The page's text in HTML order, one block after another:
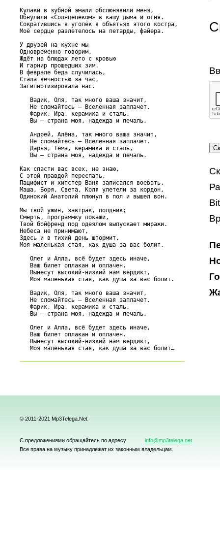
Кулаки в зубной эмали обслюнявили меня,
Обнулили «Солнцепёком» в кашу дыма и огня.
Сократившись в уголёк в объятьях этого костра,
Моё сердце разлетелось на петарды, файера.
У друзей на кухне мы
Одновременно говорим,
Ждёт на блюдах лето с кровью
И гарнир прошедших зим.
В феврале беда случилась,
Стала вечностью за час,
Загипнотизировала нас.
   Вадик, Оля, так много ваша значит,
   Не сломайтесь – Вселенная заплачет.
   Фарик, Ира, керамика и сталь,
   Вы – страна моя, надежда и печаль.
   Андрей, Алёна, так много ваша значит,
   Не сломайтесь – Вселенная заплачет.
   Дарья, Тёма, керамика и сталь,
   Вы – страна моя, надежда и печаль.
Как спасти вас всех, не знаю,
С этой правдой переспать,
Пацифист и хипстер Ваня записался воевать.
Маша, Боря, Света, Коля улетели за кордон,
Одинокий Анатолий плюнул в пол и вышел вон.
Мы твой ужин, завтрак, полдник;
Смерть, программку покажи,
Твой бойфренд под одеялом выпускает миражи.
Небеса не принимают,
Здесь и в тихий день штормит,
Моя маленькая стая, как душа за вас болит.
   Олег и Алла, всё будет здесь иначе,
   Ваш билет оплакан и оплачен.
   Вынесут высокий-низкий нам вердикт,
   Моя маленькая стая, как душа за вас болит.
   Вадик, Оля, так много ваша значит,
   Не сломайтесь – Вселенная заплачет.
   Фарик, Ира, керамика и сталь,
   Вы – страна моя, надежда и печаль.
   Олег и Алла, всё будет здесь иначе,
   Ваш билет оплакан и оплачен.
   Вынесут высокий-низкий нам вердикт,
© 2011-2021 Mp3Telega.Net
С предложениями обращайтесь по адресу
info@mp3telega.net
Все права на музыку принадлежат их законным владельцам.